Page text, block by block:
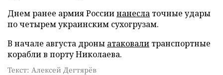
Днем ранее армия Россиинанесла точные удары
по четырем украинским сухогрузам.
В начале августа дроны атаковали транспортные
корабли в порту Николаева.
Текст: Алексей Дегтярёв